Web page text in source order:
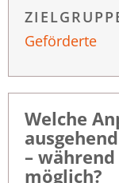
Geförderte
Welche
–
möglich?